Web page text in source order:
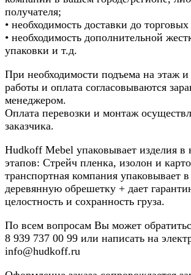
получателя;
• необходимость доставки до
• необходимость дополнительной
упаковки и т.д.
При необходимости подъема на этаж
работы и оплата согласовываются
менеджером.
Оплата перевозки и монтаж
заказчика.
Hudkoff Mebel упаковывает изделия в
этапов: Стрейч пленка, изолон и
транспортная компания упаковывает
деревянную обрешетку + дает
целостность и сохранность груза.
По всем вопросам Вы может
8 939 737 00 99 или написать на
info@hudkoff.ru